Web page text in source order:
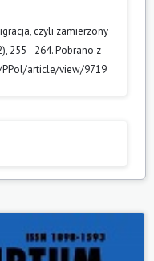
czyli zamierzony
255–264. Pobrano z
article/view/9719